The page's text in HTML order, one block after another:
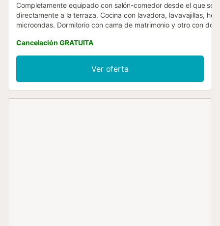
Completamente equipado con salón-comedor desde el que se
directamente a la terraza. Cocina con lavadora, lavavajillas,
microondas. Dormitorio con cama de matrimonio y otro con dos
residencial cerrada frente al mar y la playa del Sotillo. A pocos
de restaurantes y bares. Las facturas para estancias de 28
más irán a cargo del inquilino (contactar para mas información).
Pregunte por nuestros precios para estancias de varios meses.
ESFCTU0000180250003023110000000000000000VFT/GR/
Cancelación GRATUITA
Ver oferta